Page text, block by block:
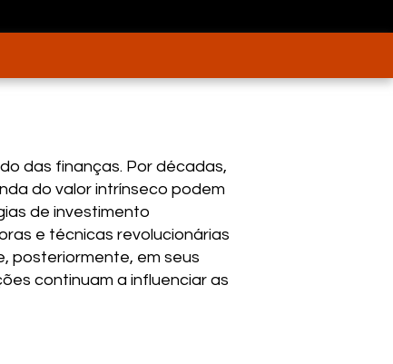
das finanças. Por décadas,
do valor intrínseco podem
de investimento
e técnicas revolucionárias
posteriormente, em seus
continuam a influenciar as